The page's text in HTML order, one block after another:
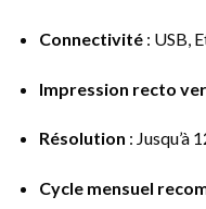
Connectivité: USB,
Impression recto
Résolution : Jusqu’à
Cycle mensuel